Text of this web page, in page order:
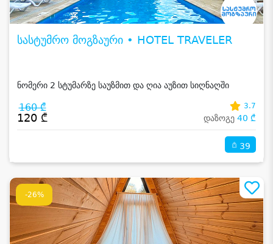
სასტუმრო მოგზაური • HOTEL TRAVELER
ნომერი 2 სტუმარზე საუზმით და ღია აუზით სიღნაღში
160 ₾
120 ₾
3.7
დაზოგე 40 ₾
39
-26%